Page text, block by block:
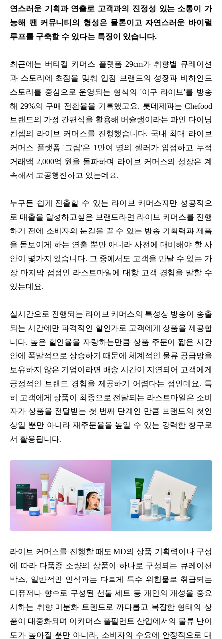
연스러운 기획과 연출로 고객과의 진정성 있는 소통이 가
능해 팬 커뮤니티의 형성은 물론이고 자연스러운 바이럴
루프를 구축할 수 있다는 특징이 있습니다.
최근에는 버티컬 커머스 플랫폼 29cm가 취향별 큐레이션
과 스토리에 초점을 맞춰 입점 브랜드의 성장과 비하인드
스토리를 중심으로 운영되는 형식의 '이구 라이브'를 방송
해 29%의 구매 전환율을 기록했고요. 롯데제과는 Chefood
브랜드의 가정 간편식을 활용해 버슐랭이라는 파인 다이닝
컨셉의 라이브 커머스를 진행했습니다. 국내 최대 라이브
커머스 플랫폼 '그립'은 1만여 명의 셀러가 입점하고 누적
거래액 2,000억 원을 돌파하며 라이브 커머스의 성장은 계
속해서 고공행진하고 있는데요.
누구든 쉽게 진출할 수 있는 라이브 커머스지만 성공적으
로 매출을 달성하고싶은 브랜드라면 라이브 커머스를 진행
하기 전에 소비자의 눈길을 끌 수 있는 방송 기획력과 제품
을 돋보이게 하는 연출 뿐만 아니라 사전에 대비해야 할 사
안이 몇가지 있습니다. 그 중에서도 고객을 만날 수 있는 가
장 마지막 접점인 라스트마일에 대항 고객 경험을 말할 수
있는데요.
실시간으로 진행되는 라이브 커머스의 특성상 방송이 송출
되는 시간에만 파격적인 할인가로 고객에게 상품을 제공합
니다. 높은 할인율을 자랑하는만큼 상품 주문이 짧은 시간
안에 폭발적으로 상승하기 때문에 체계적인 물류 공급망을
보유하지 않은 기업이라면 배송 시간이 지연되어 고객에게
긍정적인 브랜드 경험을 제공하기 어렵다는 점인데요. 특
히 고객에게 상품이 최종으로 전달되는 라스트마일은 소비
자가 상품을 전달받는 첫 번째 단계인 만큼 브랜드의 첫인
상일 뿐만 아니라 재주문율을 높일 수 있는 강력한 창구로
서 활용됩니다.
라이브 커머스를 진행할 때도 MD의 상품 기획력이나 구성
에 따라 다품종 소량의 상품이 하나로 구성되는 큐레이션
박스, 일반적인 인식과는 다르게 특수 위험물로 취급되는
디퓨저나 향수로 구성된 선물 세트 등 개인의 개성을 중요
시하는 취향 미분화 트렌드로 까다롭고 복잡한 형태의 상
품이 대중화되며 이커머스 풀필먼트 산업에서의 물류 난이
도가 높아질 뿐만 아니라, 소비자의 수요에 안정적으로 대